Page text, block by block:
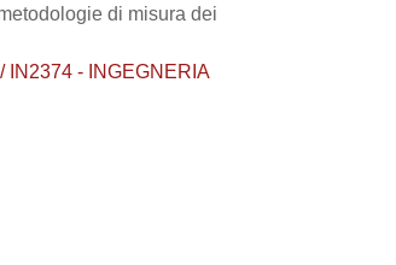
di misura dei
IN2374 - INGEGNERIA